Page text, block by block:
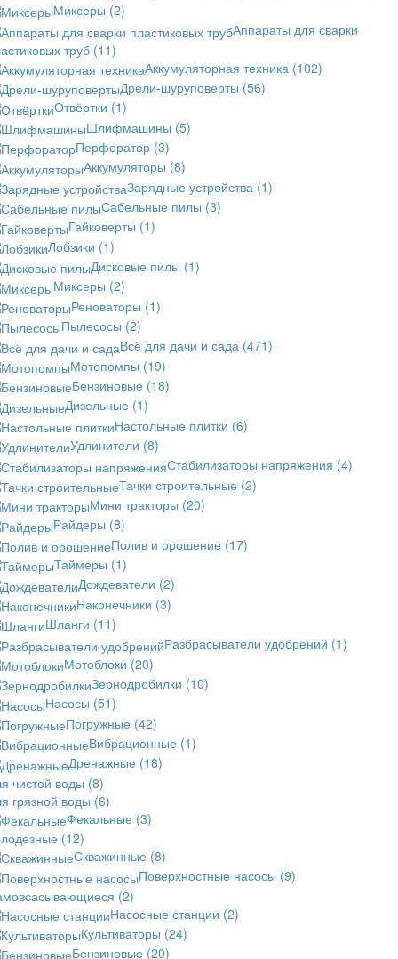
Миксеры (2)
Аппараты для сварки
труб (11)
Аккумуляторная техника (102)
Дрели-шуруповерты (56)
Отвёртки (1)
Шлифмашины (5)
Перфоратор (3)
Аккумуляторы (8)
Зарядные устройства (1)
Сабельные пилы (3)
Гайковерты (1)
Лобзики (1)
Дисковые пилы (1)
Миксеры (2)
Реноваторы (1)
Пылесосы (2)
Всё для дачи и сада (471)
Мотопомпы (19)
Бензиновые (18)
Дизельные (1)
Настольные плитки (6)
Удлинители (8)
Стабилизаторы напряжения (4)
Тачки строительные (2)
Мини тракторы (20)
Райдеры (8)
Полив и орошение (17)
Таймеры (1)
Дождеватели (2)
Наконечники (3)
Шланги (11)
Разбрасыватели удобрений (1)
Мотоблоки (20)
Зернодробилки (10)
Насосы (51)
Погружные (42)
Вибрационные (1)
Дренажные (18)
чистой воды (8)
грязной воды (6)
Фекальные (3)
(12)
Скважинные (8)
Поверхностные насосы (9)
(2)
Насосные станции (2)
Культиваторы (24)
Бензиновые (20)